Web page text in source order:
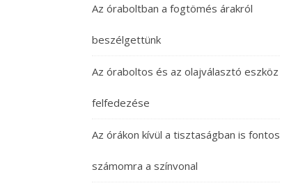
Az óraboltban a fogtömés árakról
beszélgettünk
Az óraboltos és az olajválasztó eszköz
felfedezése
Az órákon kívül a tisztaságban is fontos
számomra a színvonal